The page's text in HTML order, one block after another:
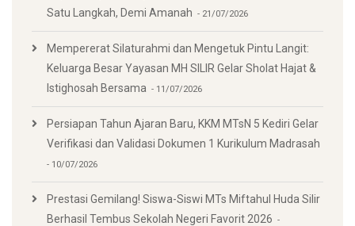
Satu Langkah, Demi Amanah
21/07/2026
Mempererat Silaturahmi dan Mengetuk Pintu Langit:
Keluarga Besar Yayasan MH SILIR Gelar Sholat Hajat &
Istighosah Bersama
11/07/2026
Persiapan Tahun Ajaran Baru, KKM MTsN 5 Kediri Gelar
Verifikasi dan Validasi Dokumen 1 Kurikulum Madrasah
10/07/2026
Prestasi Gemilang! Siswa-Siswi MTs Miftahul Huda Silir
Berhasil Tembus Sekolah Negeri Favorit 2026